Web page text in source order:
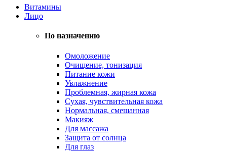
Витамины
Лицо
По назначению
Омоложение
Очищение, тонизация
Питание кожи
Увлажнение
Проблемная, жирная кожа
Сухая, чувствительная кожа
Нормальная, смешанная
Макияж
Для массажа
Защита от солнца
Для глаз